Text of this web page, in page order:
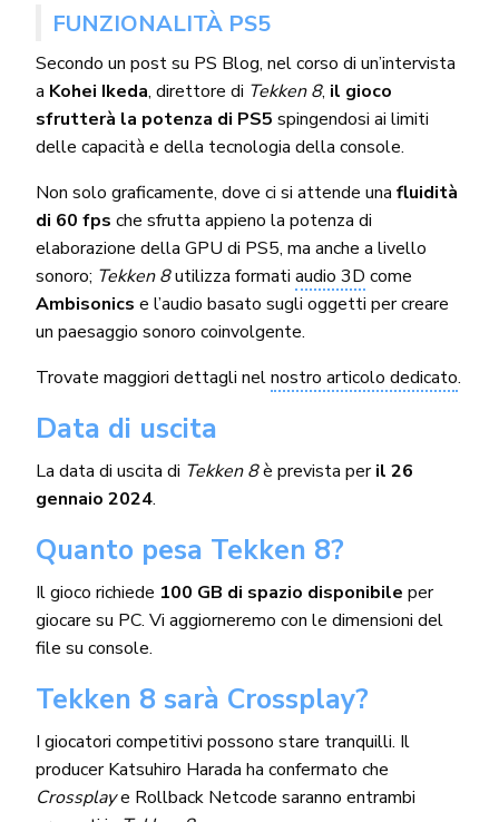
FUNZIONALITÀ PS5
Secondo un post su PS Blog, nel corso di un’intervista
a Kohei Ikeda, direttore di Tekken 8, il gioco
sfrutterà la potenza di PS5 spingendosi ai limiti
delle capacità e della tecnologia della console.
Non solo graficamente, dove ci si attende unafluidità
di 60 fps che sfrutta appieno la potenza di
elaborazione della GPU di PS5, ma anche a livello
sonoro; Tekken 8utilizza formatiaudio 3D come
Ambisonics e l’audio basato sugli oggetti per creare
un paesaggio sonoro coinvolgente.
Trovate maggiori dettagli nelnostro articolo dedicato.
Data di uscita
La data di uscita di Tekken 8è prevista peril 26
gennaio 2024.
Quanto pesa Tekken 8?
Il gioco richiede 100 GB di spazio disponibile per
giocare su PC. Vi aggiorneremo con le dimensioni del
file su console.
Tekken 8 sarà Crossplay?
I giocatori competitivi possono stare tranquilli. Il
producer Katsuhiro Harada ha confermato che
Crossplaye Rollback Netcode saranno entrambi